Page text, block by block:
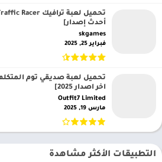
أحدث إصدار]
skgames‏
فبراير 25, 2025
اخر اصدار 2025]
Outfit7 Limited‏
مارس 19, 2025
التطبيقات الأكثر مشاهدة